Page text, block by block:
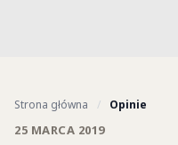
Strona główna / Opinie
25 MARCA 2019